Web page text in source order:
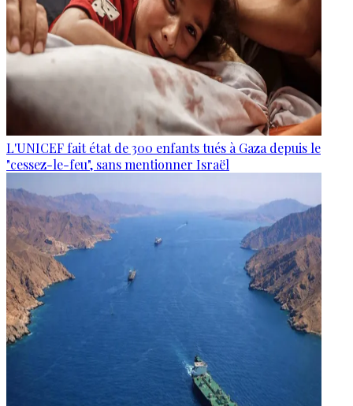
L'UNICEF fait état de 300 enfants tués à Gaza depuis le
"cessez-le-feu", sans mentionner Israël